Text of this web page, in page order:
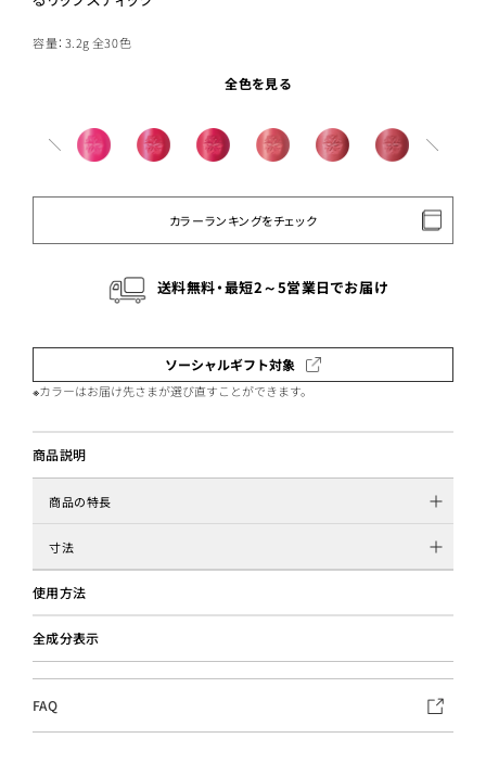
容量：3.2g全30色
全色を見る
カラーランキングをチェック
送料無料・最短2～5営業日でお届け
ソーシャルギフト対象
※カラーはお届け先さまが選び直すことができます。
商品説明
商品の特長
寸法
使用方法
全成分表示
FAQ